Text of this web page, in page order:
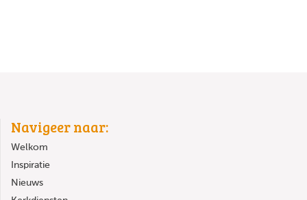
Navigeer naar:
Welkom
Inspiratie
Nieuws